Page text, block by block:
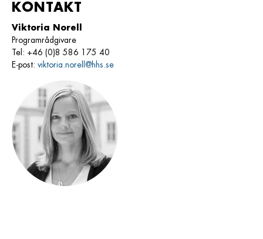
KONTAKT
Viktoria Norell
Programrådgivare
Tel: +46 (0)8 586 175 40
E-post: viktoria.norell@hhs.se